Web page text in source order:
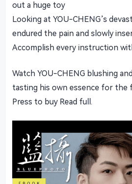
out a huge toy
Looking at YOU-CHENG’s
endured the pain and slowly
Accomplish every instruction
Watch YOU-CHENG blushing
tasting his own essence for the
Press to buy Read full.